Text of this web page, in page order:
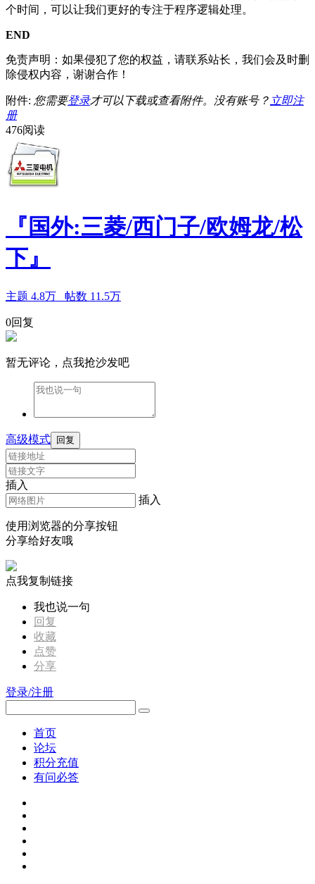
个时间，可以让我们更好的专注于程序逻辑处理。
END
免责声明：如果侵犯了您的权益，请联系站长，我们会及时删
除侵权内容，谢谢合作！
附件: 您需要登录才可以下载或查看附件。没有账号？ 立即注
册
476阅读
『国外:三菱/西门子/欧姆龙/松
下』
主题 4.8万 帖数 11.5万
0回复
暂无评论，点我抢沙发吧
高级模式 回复
插入
插入
使用浏览器的分享按钮
分享给好友哦
点我复制链接
我也说一句
回复
收藏
点赞
分享
登录/注册
首页
论坛
积分充值
有问必答